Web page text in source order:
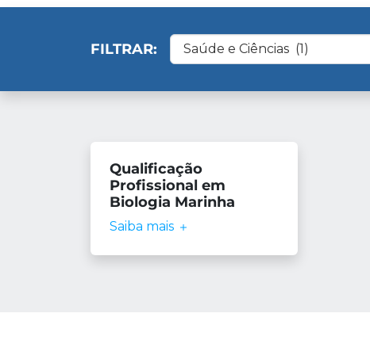
FILTRAR: Filtrar por Área de
Qualificação
Profissional em
Biologia Marinha
Saiba mais